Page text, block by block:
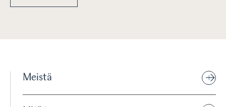
Meistä